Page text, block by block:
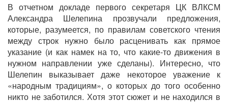
В отчетном докладе первого секретаря ЦК ВЛКСМ
Александра Шелепина прозвучали предложения,
которые, разумеется, по правилам советского чтения
между строк нужно было расценивать как прямое
указание (и как намек на то, что какие-то движения в
нужном направлении уже сделаны). Интересно, что
Шелепин выказывает даже некоторое уважение к
«народным традициям», о которых до того особенно
никто не заботился. Хотя этот сюжет и не находился в